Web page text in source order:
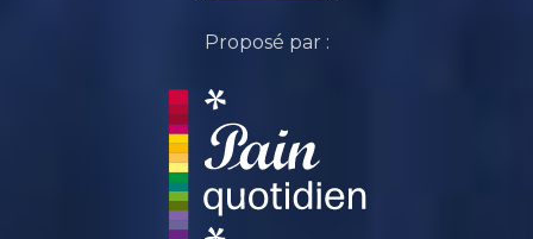
Proposé par :